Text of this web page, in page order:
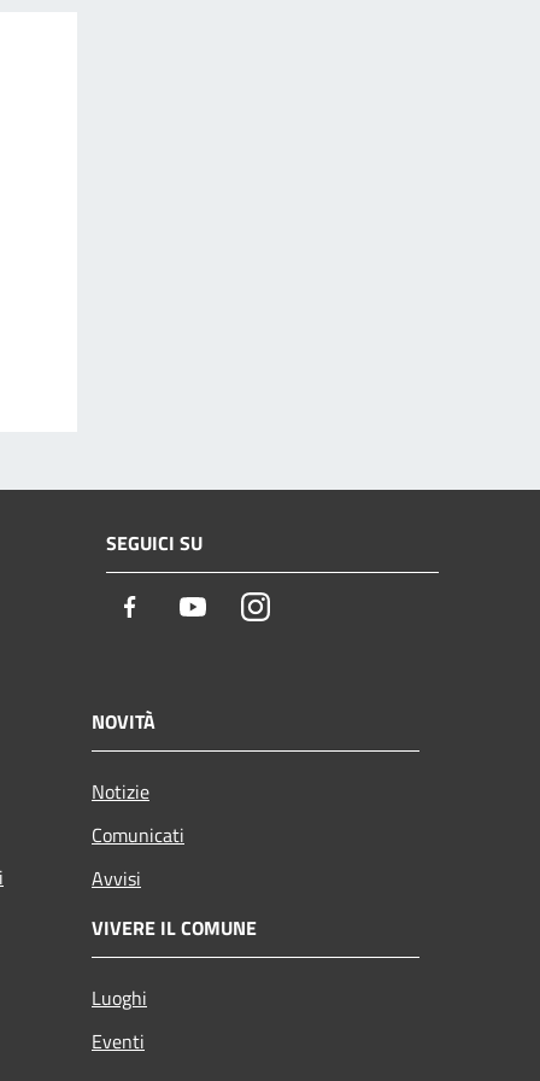
SEGUICI SU
Facebook YoutubeInstagram
NOVITÀ
Notizie
Comunicati
Avvisi
VIVERE IL COMUNE
Luoghi
Eventi